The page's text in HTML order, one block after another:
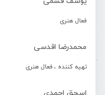
فعال هنری
محمدرضا اقدسی
تهیه کننده ، فعال هنری